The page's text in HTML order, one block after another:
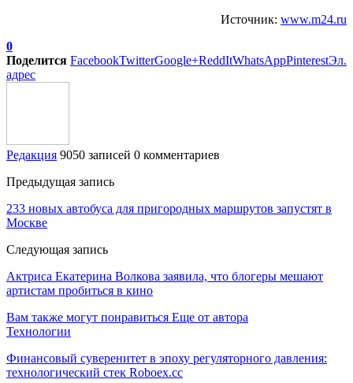
Источник: www.m24.ru
0
Поделится FacebookTwitterGoogle+ReddItWhatsAppPinterestЭл.
адрес
Редакция 9050 записей 0 комментариев
Предыдущая запись
233 новых автобуса для пригородных маршрутов запустят в
Москве
Следующая запись
Актриса Екатерина Волкова заявила, что блогеры мешают
артистам пробиться в кино
Вам также могут понравиться Еще от автора
Технологии
Финансовый суверенитет в эпоху регуляторного давления:
технологический стек Roboex.cc